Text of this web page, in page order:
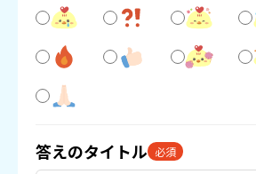
答えのタイトル 必須